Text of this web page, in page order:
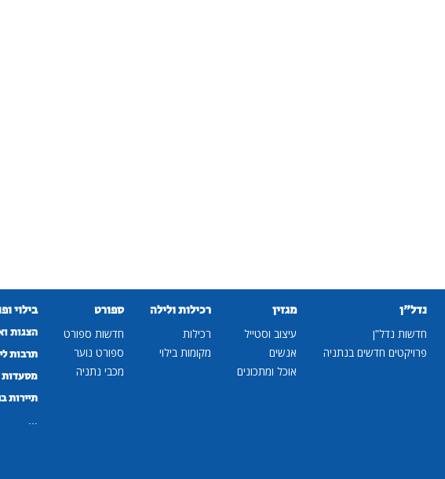
נדל"ן
חדשות נדל"ן
פרויקטים חדשים בנתניה
מגזין
עיצוב וסטייל
אנשים
אוכל ומתכונים
רכילות ולילה
רכילות
מקומות בילוי
ספורט
חדשות ספורט
ספורט נוער
מכבי נתניה
בילוי
הצגות
תרבות
מסעדות
תיירות